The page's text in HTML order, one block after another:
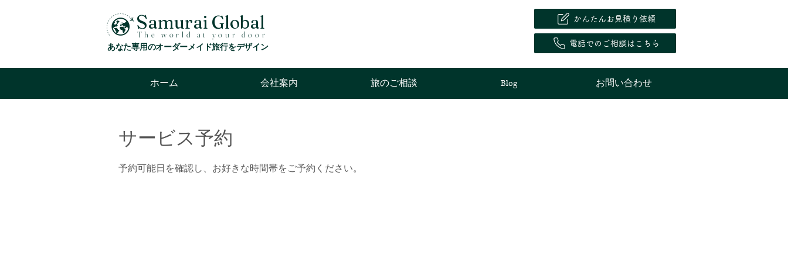
Samurai Global
The world at your door
あなた専用のオーダーメイド旅行をデザイン
かんたんお見積り依頼
電話でのご相談はこちら
ホーム 会社案内 旅のご相談 Blog お問い合わせ
サービス予約
予約可能日を確認し、お好きな時間帯をご予約ください。